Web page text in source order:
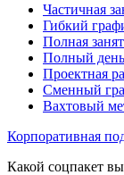
Частичная
Гибкий
Полная
Полный день
Проектная
Сменный
Вахтовый
Корпоративная
Какой соцпакет